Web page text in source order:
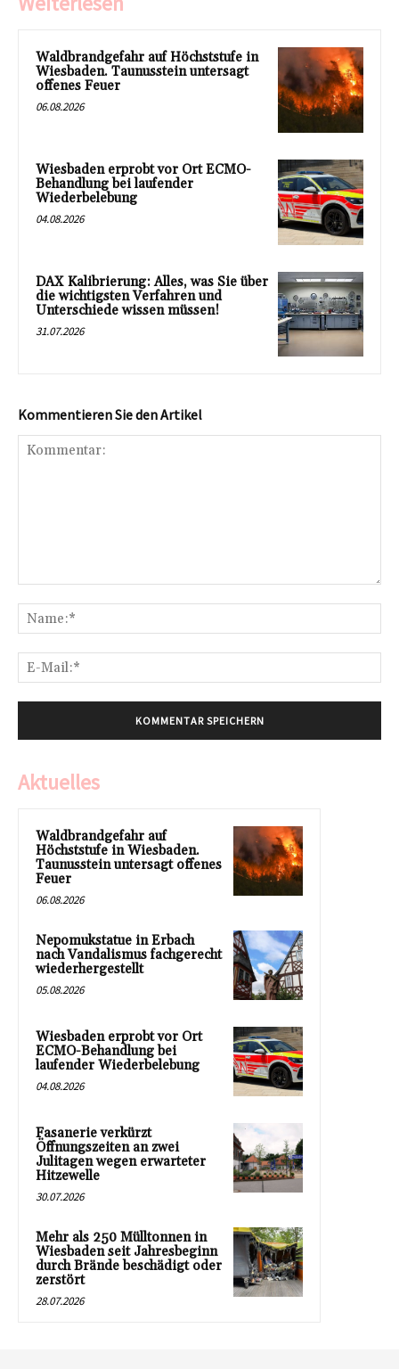
Waldbrandgefahr auf Höchststufe in
Wiesbaden. Taunusstein untersagt
offenes Feuer
06.08.2026
Wiesbaden erprobt vor Ort ECMO-
Behandlung bei laufender
Wiederbelebung
04.08.2026
DAX Kalibrierung: Alles, was Sie über
die wichtigsten Verfahren und
Unterschiede wissen müssen!
31.07.2026
Kommentieren Sie den Artikel
Aktuelles
Waldbrandgefahr auf
Höchststufe in Wiesbaden.
Taunusstein untersagt offenes
Feuer
06.08.2026
Nepomukstatue in Erbach
nach Vandalismus fachgerecht
wiederhergestellt
05.08.2026
Wiesbaden erprobt vor Ort
ECMO-Behandlung bei
laufender Wiederbelebung
04.08.2026
Fasanerie verkürzt
Öffnungszeiten an zwei
Julitagen wegen erwarteter
Hitzewelle
30.07.2026
Mehr als 250 Mülltonnen in
Wiesbaden seit Jahresbeginn
durch Brände beschädigt oder
zerstört
28.07.2026